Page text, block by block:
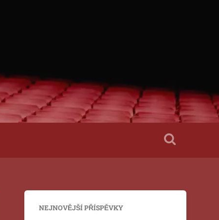
NEJNOVĚJŠÍ PŘÍSPĚVKY